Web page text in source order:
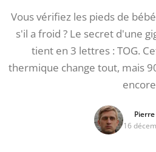
Vous vérifiez les pieds de
s'il a froid ? Le secret d'une
tient en 3 lettres : TOG.
thermique change tout, mais
16